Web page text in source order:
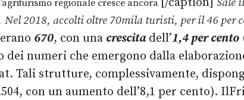
regionale cresce ancora
Nel 2018, accolti oltre 70mila turisti, per il 46 per
670, con una crescitadell’1,4 per cento
dei numeri che emergono dalla
Tali strutture, complessivamente,
con un aumento dell’8,1 per cento).